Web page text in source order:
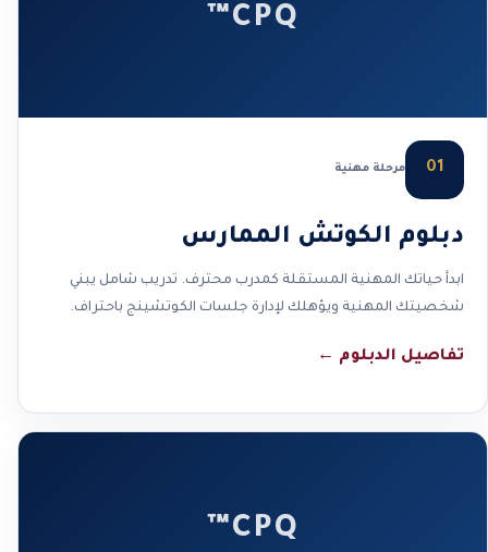
CPQ™
01 مرحلة مهنية
دبلوم الكوتش الممارس
ابدأ حياتك المهنية المستقلة كمدرب محترف. تدريب شامل يبني
شخصيتك المهنية ويؤهلك لإدارة جلسات الكوتشينج باحتراف.
تفاصيل الدبلوم ←
CPQ™